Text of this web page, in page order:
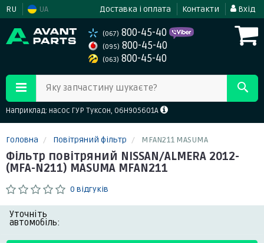
RU UA Доставка і оплата Контакти Вхід
(067) 800-45-40
(095) 800-45-40
(063) 800-45-40
Яку запчастину шукаєте?
Наприклад: насос ГУР Туксон, 06H905601A
Головна Повітряний фільтр MFAN211 MASUMA
Фільтр повітряний NISSAN/ALMERA 2012-
(MFA-N211) MASUMA MFAN211
0 відгуків
Уточніть
автомобіль: